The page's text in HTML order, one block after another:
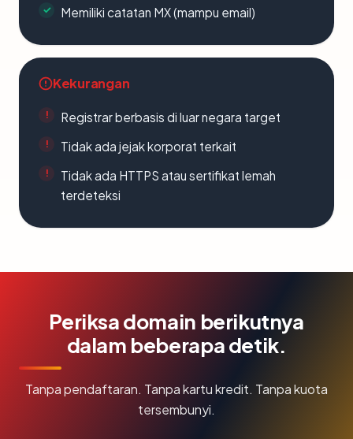
Memiliki catatan MX (mampu email)
Kekurangan
Registrar berbasis di luar negara target
Tidak ada jejak korporat terkait
Tidak ada HTTPS atau sertifikat lemah
terdeteksi
Periksa domain berikutnya
dalam beberapa detik.
Tanpa pendaftaran. Tanpa kartu kredit. Tanpa kuota
tersembunyi.